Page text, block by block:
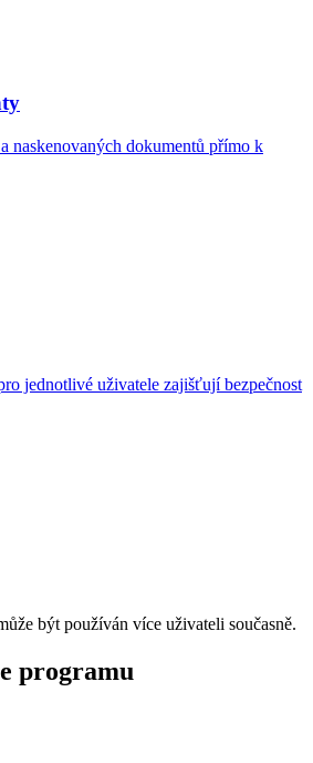
naskenovaných dokumentů přímo k
jednotlivé uživatele zajišťují bezpečnost
být používán více uživateli současně.
programu